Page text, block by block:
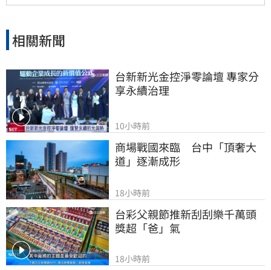
相關新聞
台新新光金控淨零論壇 專家分
享永續治理
10小時前
商場戰國來臨　台中「頂奢大
道」逐漸成形
18小時前
台彩父親節推新刮刮樂千萬頭
獎超「爸」氣
18小時前